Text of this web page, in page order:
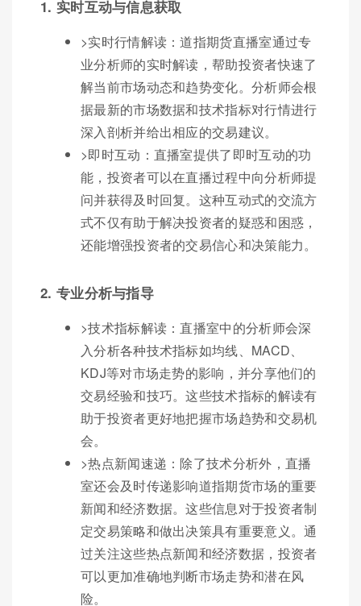
1. 实时互动与信息获取
>实时行情解读：道指期货直播室通过专
业分析师的实时解读，帮助投资者快速了
解当前市场动态和趋势变化。分析师会根
据最新的市场数据和技术指标对行情进行
深入剖析并给出相应的交易建议。
>即时互动：直播室提供了即时互动的功
能，投资者可以在直播过程中向分析师提
问并获得及时回复。这种互动式的交流方
式不仅有助于解决投资者的疑惑和困惑，
还能增强投资者的交易信心和决策能力。
2. 专业分析与指导
>技术指标解读：直播室中的分析师会深
入分析各种技术指标如均线、MACD、
KDJ等对市场走势的影响，并分享他们的
交易经验和技巧。这些技术指标的解读有
助于投资者更好地把握市场趋势和交易机
会。
>热点新闻速递：除了技术分析外，直播
室还会及时传递影响道指期货市场的重要
新闻和经济数据。这些信息对于投资者制
定交易策略和做出决策具有重要意义。通
过关注这些热点新闻和经济数据，投资者
可以更加准确地判断市场走势和潜在风
险。